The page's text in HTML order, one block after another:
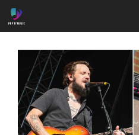
Aller
au